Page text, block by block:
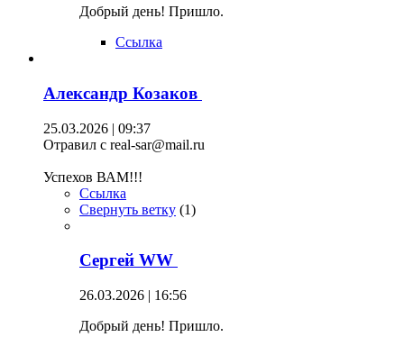
Добрый день! Пришло.
Ссылка
Александр Козаков
25.03.2026 | 09:37
Отравил с real-sar@mail.ru
Успехов ВАМ!!!
Ссылка
Свернуть ветку (1)
Сергей WW
26.03.2026 | 16:56
Добрый день! Пришло.